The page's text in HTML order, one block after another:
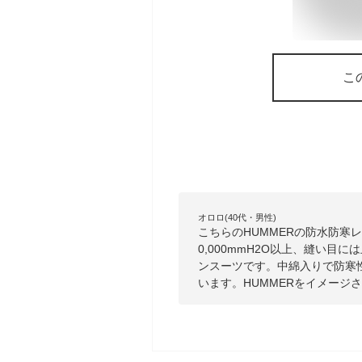
こ
オロロ(40代・男性)
こちらのHUMMERの防水防寒
0,000mmH2O以上、縫い目に
ンスーツです。中綿入りで防
います。HUMMERをイメージ